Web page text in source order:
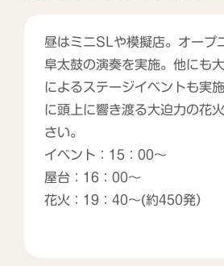
昼はミニSLや模擬店。オープ
阜太鼓の演奏を実施。他にも
によるステージイベントも実
に頭上に響き渡る大迫力の花
さい。
イベント：15：00～
屋台：16：00～
花火：19：40～(約450発）